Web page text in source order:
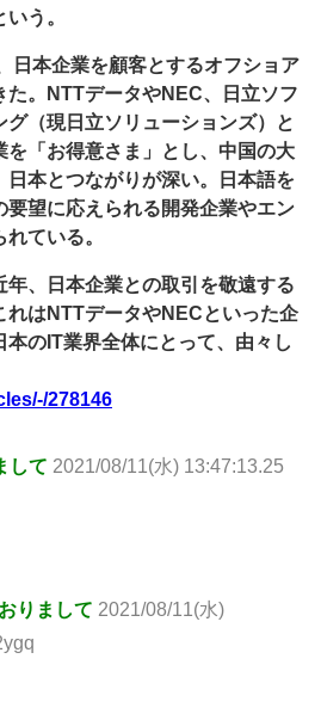
う。
本企業を顧客とするオフショア
た。NTTデータやNEC、日立ソフ
グ（現日立ソリューションズ）と
を「お得意さま」とし、中国の大
本とつながりが深い。日本語を
要望に応えられる開発企業やエン
ている。
、日本企業との取引を敬遠する
れはNTTデータやNECといった企
のIT業界全体にとって、由々し
278146
して 2021/08/11(水) 13:47:13.25
りまして 2021/08/11(水)